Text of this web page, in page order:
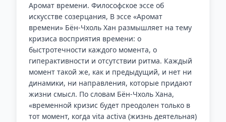
Аромат времени. Философское эссе об
искусстве созерцания, В эссе «Аромат
времени» Бён-Чхоль Хан размышляет на тему
кризиса восприятия времени: о
быстротечности каждого момента, о
гиперактивности и отсутствии ритма. Каждый
момент такой же, как и предыдущий, и нет ни
динамики, ни направления, которые придают
жизни смысл. По словам Бён-Чхоль Хана,
«временной кризис будет преодолен только в
тот момент, когда vita activa (жизнь деятельная)